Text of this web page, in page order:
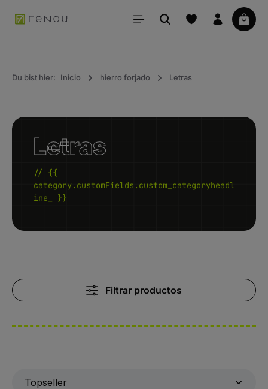
principal La
Du bist hier: Inicio hierro forjado Letras
Letras
// {{
category.customFields.custom_categoryheadl
ine_ }}
Filtrar productos